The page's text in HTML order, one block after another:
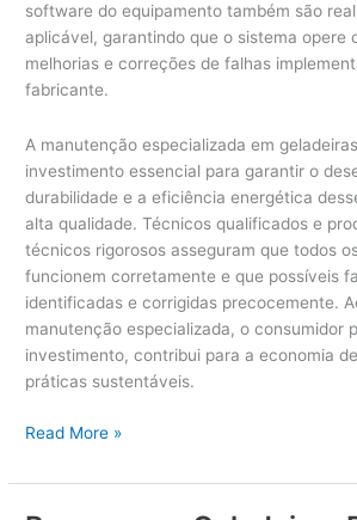
software do equipamento também são
aplicável, garantindo que o sistema opere
melhorias e correções de falhas
fabricante.
A manutenção especializada em
investimento essencial para garantir o
durabilidade e a eficiência energética
alta qualidade. Técnicos qualificados e
técnicos rigorosos asseguram que todos
funcionem corretamente e que possíveis
identificadas e corrigidas precocemente.
manutenção especializada, o consumidor
investimento, contribui para a economia
práticas sustentáveis.
Manutenção
Miele
Read More »